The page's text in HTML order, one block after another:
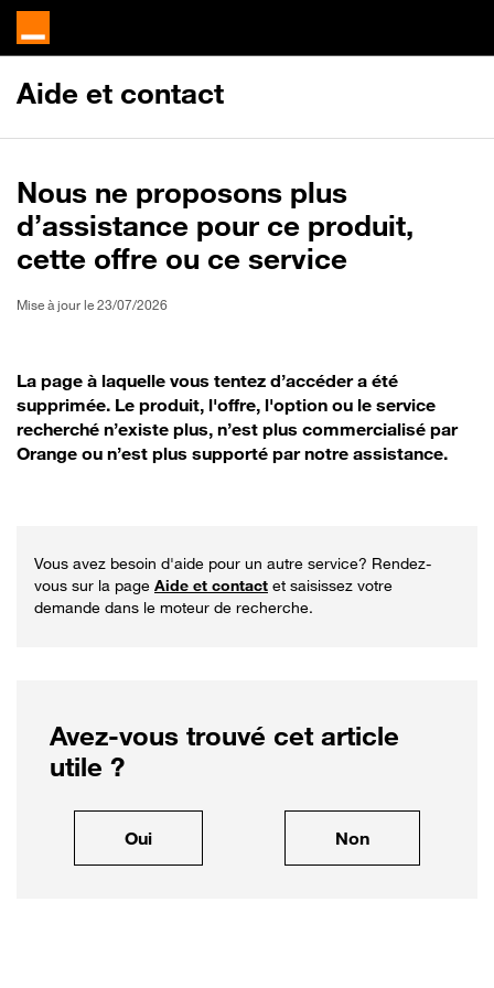
Aide et contact
Nous ne proposons plus
d’assistance pour ce produit,
cette offre ou ce service
Mise à jour le 23/07/2026
La page à laquelle vous tentez d’accéder a été
supprimée. Le produit, l'offre, l'option ou le service
recherché n’existe plus, n’est plus commercialisé par
Orange ou n’est plus supporté par notre assistance.
Vous avez besoin d'aide pour un autre service? Rendez-
vous sur la page Aide et contact et saisissez votre
demande dans le moteur de recherche.
Avez-vous trouvé cet article
utile ?
Oui, cet article m'a été utileNon, cet article ne